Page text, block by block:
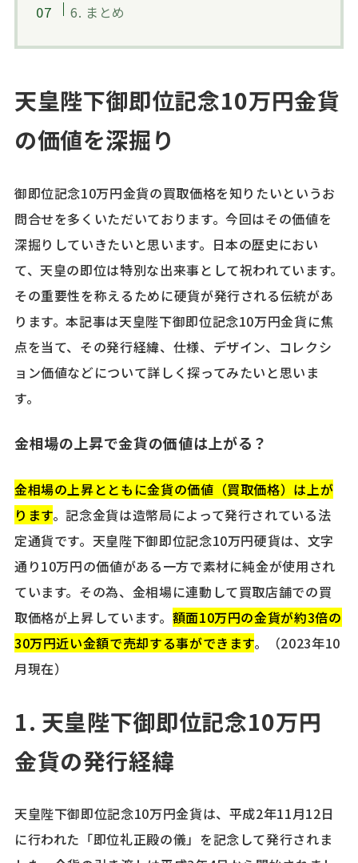
6. まとめ
天皇陛下御即位記念10万円金貨
の価値を深掘り
御即位記念10万円金貨の買取価格を知りたいというお
問合せを多くいただいております。今回はその価値を
深掘りしていきたいと思います。日本の歴史におい
て、天皇の即位は特別な出来事として祝われています。
その重要性を称えるために硬貨が発行される伝統があ
ります。本記事は天皇陛下御即位記念10万円金貨に焦
点を当て、その発行経緯、仕様、デザイン、コレクシ
ョン価値などについて詳しく探ってみたいと思いま
す。
金相場の上昇で金貨の価値は上がる？
金相場の上昇とともに金貨の価値（買取価格）は上が
ります。記念金貨は造幣局によって発行されている法
定通貨です。天皇陛下御即位記念10万円硬貨は、文字
通り10万円の価値がある一方で素材に純金が使用され
ています。その為、金相場に連動して買取店舗での買
取価格が上昇しています。 額面10万円の金貨が約3倍の
30万円近い金額で売却する事ができます。（2023年10
月現在）
1. 天皇陛下御即位記念10万円
金貨の発行経緯
天皇陛下御即位記念10万円金貨は、平成2年11月12日
に行われた「即位礼正殿の儀」を記念して発行されま